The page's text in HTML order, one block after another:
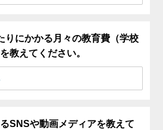
りにかかる月々の教育費（学校
教えてください。
SNSや動画メディアを教えて